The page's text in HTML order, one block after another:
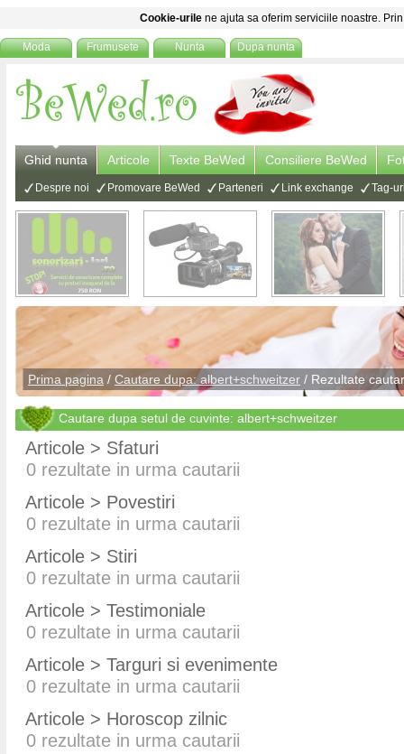
Cookie-urile ne ajuta sa oferim serviciile noastre.
Moda Frumusete Nunta Dupa nunta
Ghid nunta Articole Texte BeWed Consiliere BeWed
Despre noi Promovare BeWed Parteneri Link exchange Tag-
Prima pagina / Cautare dupa: albert+schweitzer / Rezultate
Cautare dupa setul de cuvinte: albert+schweitzer
Articole > Sfaturi
0 rezultate in urma cautarii
Articole > Povestiri
0 rezultate in urma cautarii
Articole > Stiri
0 rezultate in urma cautarii
Articole > Testimoniale
0 rezultate in urma cautarii
Articole > Targuri si evenimente
0 rezultate in urma cautarii
Articole > Horoscop zilnic
0 rezultate in urma cautarii